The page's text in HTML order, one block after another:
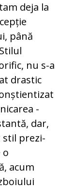
deja la
până
nu s-a
drastic
dar,
stil pre­zi­
o
acum